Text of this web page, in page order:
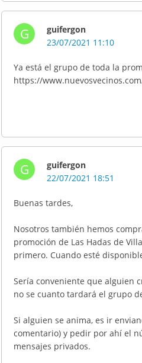
G
guifergon
23/07/2021 11:10
Ya está el grupo de toda la
https://
G
guifergon
22/07/2021 18:51
Buenas tardes,
Nosotros también hemos
promoción de Las Hadas de
primero. Cuando esté
Sería conveniente que alguien
no se cuanto tardará el grupo
Si alguien se anima, es ir
comentario) y pedir por ahí el
mensajes privados.